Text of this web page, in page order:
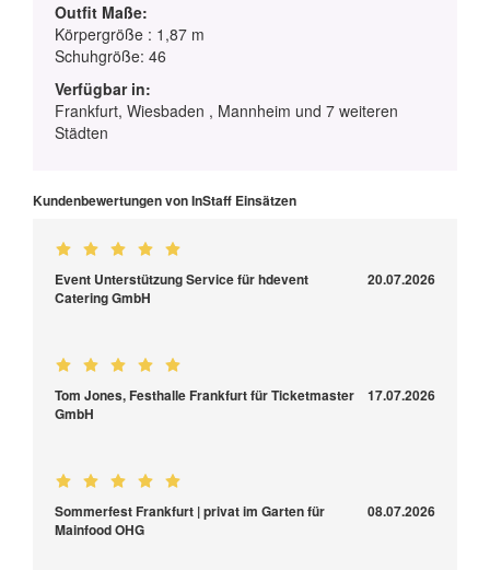
Outfit Maße:
Körpergröße : 1,87 m
Schuhgröße: 46
Verfügbar in:
Frankfurt, Wiesbaden , Mannheim und 7 weiteren
Städten
Kundenbewertungen von InStaff Einsätzen
Event Unterstützung Service für hdevent
Catering GmbH
20.07.2026
Tom Jones, Festhalle Frankfurt für Ticketmaster
GmbH
17.07.2026
Sommerfest Frankfurt | privat im Garten für
Mainfood OHG
08.07.2026